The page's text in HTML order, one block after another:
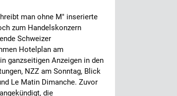
man ohne M" inserierte
zum Handelskonzern
Schweizer
Hotelplan am
ganzseitigen Anzeigen in den
NZZ am Sonntag, Blick
Le Matin Dimanche. Zuvor
die